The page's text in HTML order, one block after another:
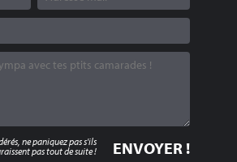
ne paniquez pas s'ils
pas tout de suite !